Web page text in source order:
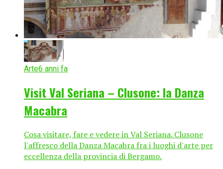
Arte6 anni fa
Visit Val Seriana – Clusone: la Danza
Macabra
Cosa visitare, fare e vedere in Val Seriana. Clusone
l'affresco della Danza Macabra fra i luoghi d'arte per
eccellenza della provincia di Bergamo.